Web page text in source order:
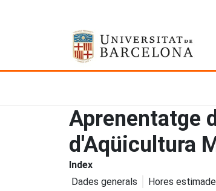
Aprenentatge
d'Aqüicultura
Index
Dades generals
Hores